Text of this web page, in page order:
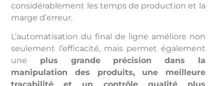
considérablement les temps de production et la
marge d’erreur.
L’automatisation du final de ligne améliore non
seulement l’efficacité, mais permet également
une plus grande précision dans la
manipulation des produits, une meilleure